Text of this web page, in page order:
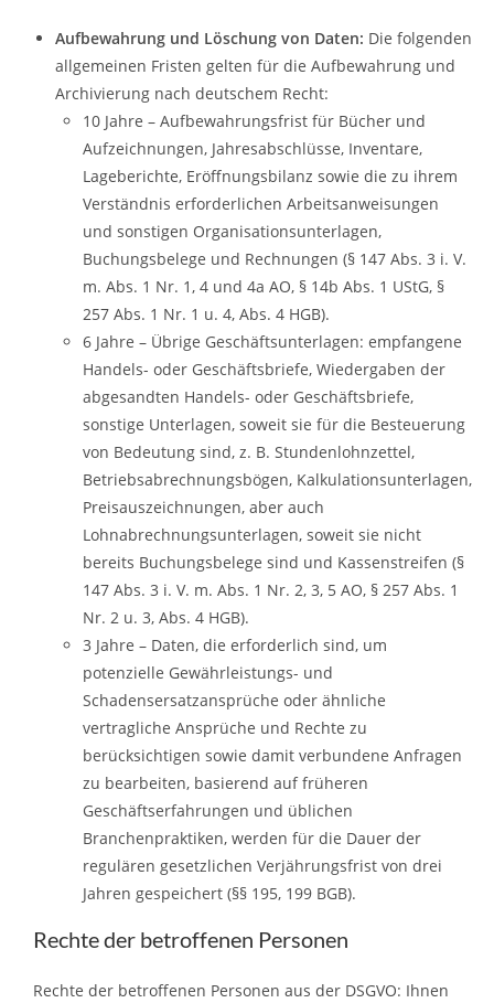
Aufbewahrung und Löschung von Daten: Die folgenden
allgemeinen Fristen gelten für die Aufbewahrung und
Archivierung nach deutschem Recht:
10 Jahre – Aufbewahrungsfrist für Bücher und
Aufzeichnungen, Jahresabschlüsse, Inventare,
Lageberichte, Eröffnungsbilanz sowie die zu ihrem
Verständnis erforderlichen Arbeitsanweisungen
und sonstigen Organisationsunterlagen,
Buchungsbelege und Rechnungen (§ 147 Abs. 3 i. V.
m. Abs. 1 Nr. 1, 4 und 4a AO, § 14b Abs. 1 UStG, §
257 Abs. 1 Nr. 1 u. 4, Abs. 4 HGB).
6 Jahre – Übrige Geschäftsunterlagen: empfangene
Handels- oder Geschäftsbriefe, Wiedergaben der
abgesandten Handels- oder Geschäftsbriefe,
sonstige Unterlagen, soweit sie für die Besteuerung
von Bedeutung sind, z. B. Stundenlohnzettel,
Betriebsabrechnungsbögen, Kalkulationsunterlagen,
Preisauszeichnungen, aber auch
Lohnabrechnungsunterlagen, soweit sie nicht
bereits Buchungsbelege sind und Kassenstreifen (§
147 Abs. 3 i. V. m. Abs. 1 Nr. 2, 3, 5 AO, § 257 Abs. 1
Nr. 2 u. 3, Abs. 4 HGB).
3 Jahre – Daten, die erforderlich sind, um
potenzielle Gewährleistungs- und
Schadensersatzansprüche oder ähnliche
vertragliche Ansprüche und Rechte zu
berücksichtigen sowie damit verbundene Anfragen
zu bearbeiten, basierend auf früheren
Geschäftserfahrungen und üblichen
Branchenpraktiken, werden für die Dauer der
regulären gesetzlichen Verjährungsfrist von drei
Jahren gespeichert (§§ 195, 199 BGB).
Rechte der betroffenen Personen
Rechte der betroffenen Personen aus der DSGVO: Ihnen